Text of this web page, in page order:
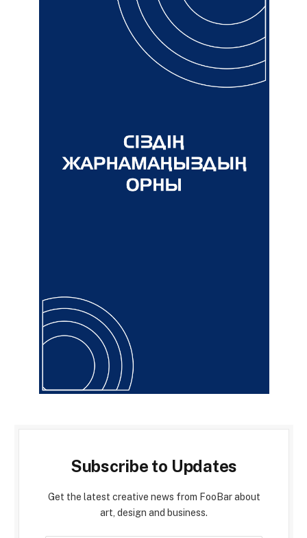
Subscribe to Updates
Get the latest creative news from FooBar about
art, design and business.